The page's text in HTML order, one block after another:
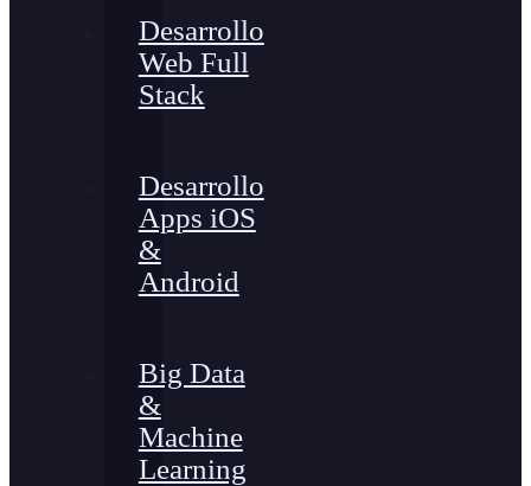
Desarrollo
Web Full
Stack
Desarrollo
Apps iOS
&
Android
Big Data
&
Machine
Learning